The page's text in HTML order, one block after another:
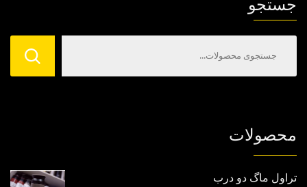
جستجو
محصولات
تراول ماگ دو درب